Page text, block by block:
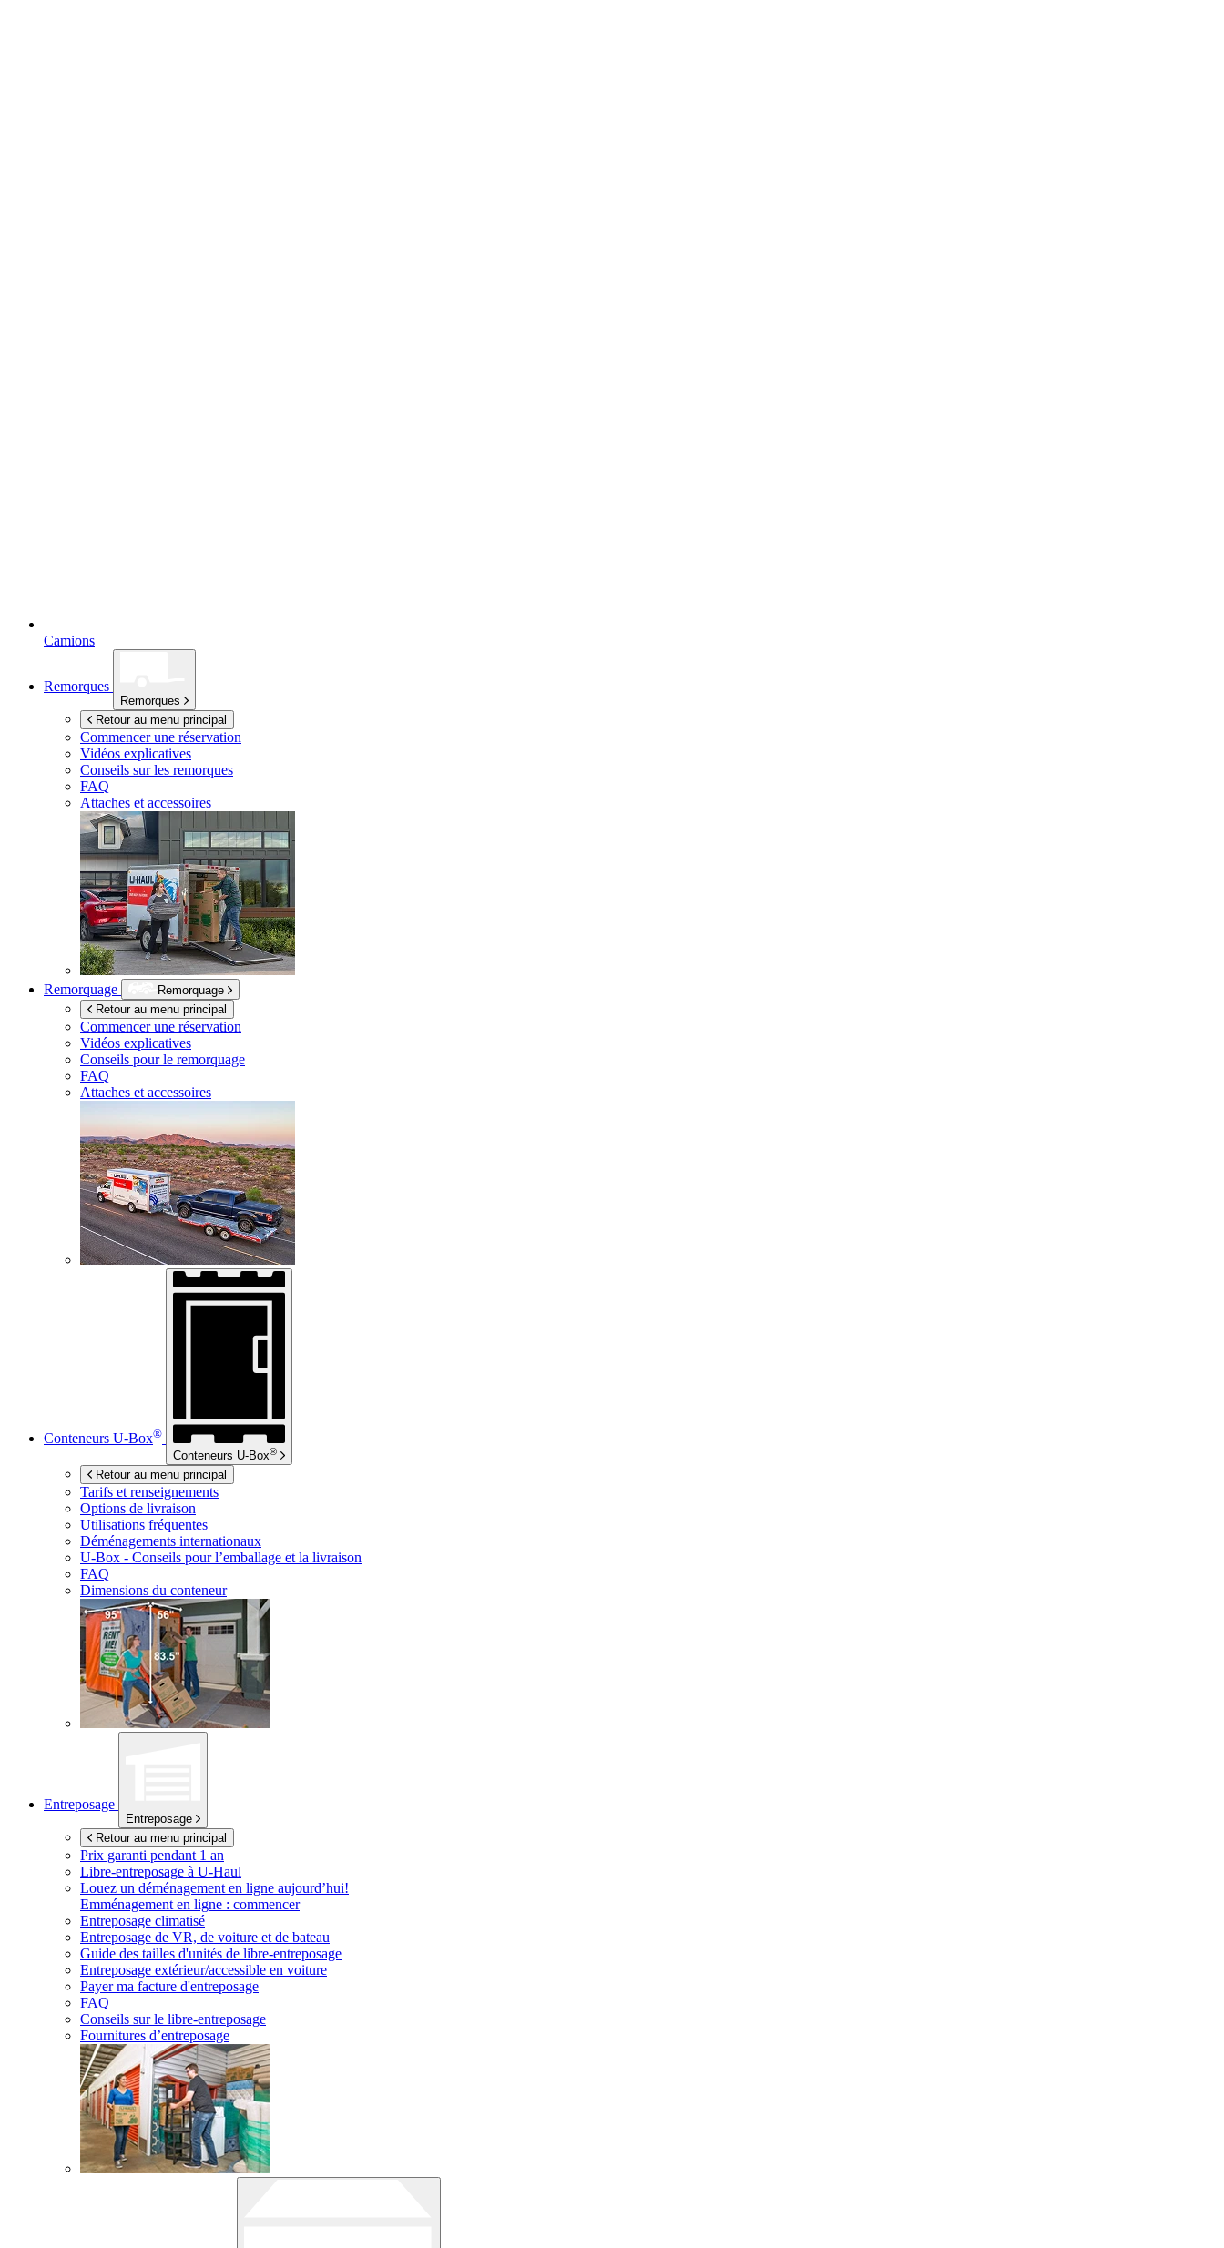
Camions
Remorques
Remorques
Retour au menu principal
Commencer une réservation
Vidéos explicatives
Conseils sur les remorques
FAQ
Attaches et accessoires
Remorquage
Remorquage
Retour au menu principal
Commencer une réservation
Vidéos explicatives
Conseils pour le remorquage
FAQ
Attaches et accessoires
Conteneurs U-Box®
Conteneurs U-Box®
Retour au menu principal
Tarifs et renseignements
Options de livraison
Utilisations fréquentes
Déménagements internationaux
U-Box - Conseils pour l’emballage et la livraison
FAQ
Dimensions du conteneur
Entreposage
Entreposage
Retour au menu principal
Prix garanti pendant 1 an
Libre-entreposage à U-Haul
Louez un déménagement en ligne aujourd’hui!
Emménagement en ligne : commencer
Entreposage climatisé
Entreposage de VR, de voiture et de bateau
Guide des tailles d'unités de libre-entreposage
Entreposage extérieur/accessible en voiture
Payer ma facture d'entreposage
FAQ
Conseils sur le libre-entreposage
Fournitures d’entreposage